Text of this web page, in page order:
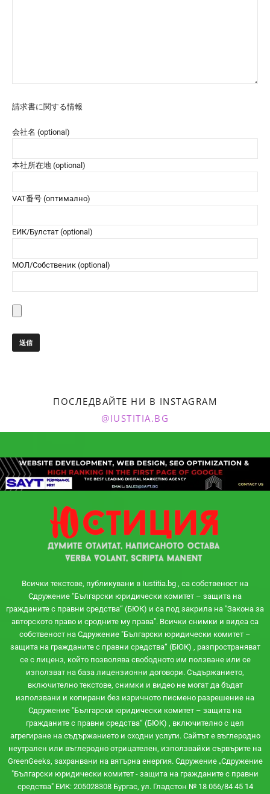
請求書に関する情報
会社名 (optional)
本社所在地 (optional)
VAT番号 (оптимално)
ЕИК/Булстат (optional)
МОЛ/Собственик (optional)
ПОСЛЕДВАЙТЕ НИ В INSTAGRAM
@IUSTITIA.BG
Всички текстове, публикувани в Iustitia.bg , са собственост на
Сдружение "Български юридически комитет – защита на
гражданите с правни средства“ (БЮК) и са под закрила на "Закона за
авторското право и сродните му права". Всички снимки и видеа са
собственост на Сдружение "Български юридически комитет –
защита на гражданите с правни средства“ (БЮК) , разпространяват
се с лиценз, който позволява свободното им ползване или се
използват на база лицензионни договори. Съдържанието,
включително текстове, снимки и видео не могат да бъдат
използвани и копирани без изричното писмено разрешение на
Сдружение "Български юридически комитет – защита на
гражданите с правни средства“ (БЮК) , включително с цел
агрегиране на съдържанието и сходни услуги. Сайтът e въглеродно
неутрален или въглеродно отрицателен, използвайки сървърите на
GreenGeeks, захранвани на вятърна енергия. Сдружение „Сдружение
"Български юридически комитет - защита на гражданите с правни
средства" ЕИК: 205028308 Бургас, ул. Гладстон № 18 056/84 45 14